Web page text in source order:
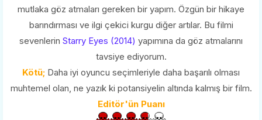
mutlaka göz atmaları gereken bir yapım. Özgün bir hikaye
barındırması ve ilgi çekici kurgu diğer artılar. Bu filmi
sevenlerin Starry Eyes (2014) yapımına da göz atmalarını
tavsiye ediyorum.
Kötü; Daha iyi oyuncu seçimleriyle daha başarılı olması
muhtemel olan, ne yazık ki potansiyelin altında kalmış bir film.
Editör'ün Puanı